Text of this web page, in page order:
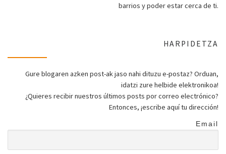
barrios y poder estar cerca de ti.
HARPIDETZA
Gure blogaren azken post-ak jaso nahi dituzu e-postaz? Orduan,
idatzi zure helbide elektronikoa!
¿Quieres recibir nuestros últimos posts por correo electrónico?
Entonces, ¡escribe aquí tu dirección!
Email